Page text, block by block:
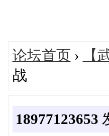
论坛首页 › 【
战
18977123653